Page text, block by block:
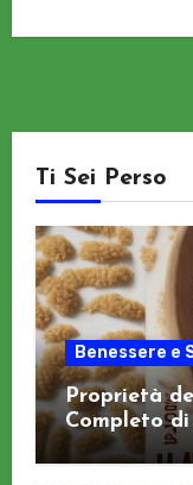
Ti Sei Perso
Benessere e
Proprietà
Completo